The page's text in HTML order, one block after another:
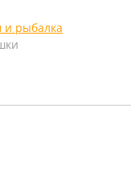
и рыбалка